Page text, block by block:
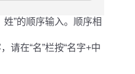
”的顺序输入。顺序相
请在“名”栏按“名字+中